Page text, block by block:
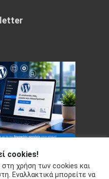
- WordPress Theme : by
cookies!
χρήση των cookies και
Εναλλακτικά μπορείτε να